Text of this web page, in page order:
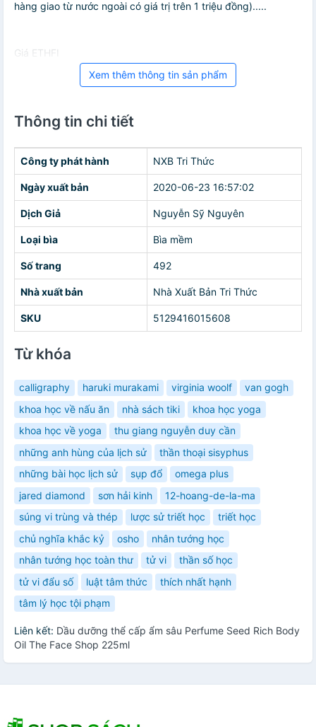
hàng giao từ nước ngoài có giá trị trên 1 triệu đồng).....
Giá ETHFI
Xem thêm thông tin sản phẩm
Thông tin chi tiết
Công ty phát hành NXB Tri Thức
Ngày xuất bản 2020-06-23 16:57:02
Dịch Giả Nguyễn Sỹ Nguyên
Loại bìa Bìa mềm
Số trang 492
Nhà xuất bản Nhà Xuất Bản Tri Thức
SKU 5129416015608
Từ khóa
calligraphy haruki murakami virginia woolf
van gogh
khoa học về nấu ăn
nhà sách tiki
khoa học yoga
khoa học về yoga
thu giang nguyễn duy cần
những anh hùng của lịch sử
thần thoại sisyphus
những bài học lịch sử
sụp đổ
omega plus
jared diamond
sơn hải kinh
12-hoang-de-la-ma
súng vi trùng và thép
lược sử triết học
triết học
chủ nghĩa khắc kỷ
osho
nhân tướng học
nhân tướng học toàn thư
tử vi
thần số học
tử vi đẩu số
luật tâm thức
thích nhất hạnh
tâm lý học tội phạm
Liên kết: Dầu dưỡng thể cấp ẩm sâu Perfume Seed Rich Body
Oil The Face Shop 225ml